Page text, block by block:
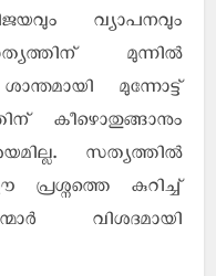
വ്യാപനവും
മുന്നില്‍
മുന്നോട്ട്
കീഴൊതുങ്ങാനും
സത്യത്തില്‍
പ്രശ്നത്തെ കുറിച്ച്
വിശദമായി